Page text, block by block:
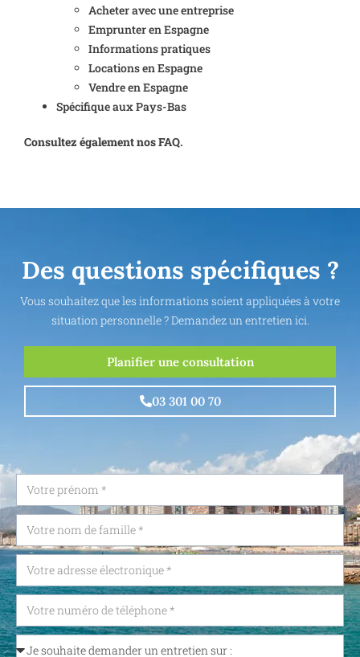
Acheter avec une entreprise
Emprunter en Espagne
Informations pratiques
Locations en Espagne
Vendre en Espagne
Spécifique aux Pays-Bas
Consultez également nos FAQ.
Des questions spécifiques ?
Vous souhaitez que les informations soient appliquées à votre
situation personnelle ? Demandez un entretien ici.
Planifier une consultation
03 301 00 70